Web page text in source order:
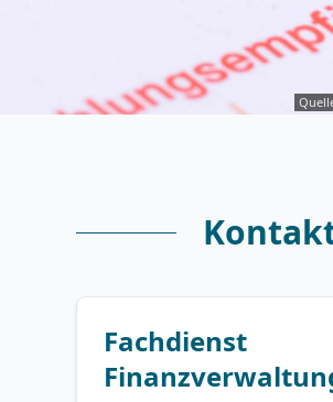
Fachdienst